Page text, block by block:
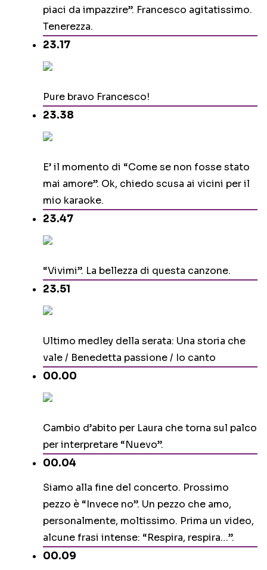
piaci da impazzire”. Francesco agitatissimo.
Tenerezza.
23.17
Pure bravo Francesco!
23.38
E’ il momento di “Come se non fosse stato
mai amore”. Ok, chiedo scusa ai vicini per il
mio karaoke.
23.47
“Vivimi”. La bellezza di questa canzone.
23.51
Ultimo medley della serata: Una storia che
vale / Benedetta passione / Io canto
00.00
Cambio d’abito per Laura che torna sul palco
per interpretare “Nuevo”.
00.04
Siamo alla fine del concerto. Prossimo
pezzo è “Invece no”. Un pezzo che amo,
personalmente, moltissimo. Prima un video,
alcune frasi intense: “Respira, respira…”.
00.09